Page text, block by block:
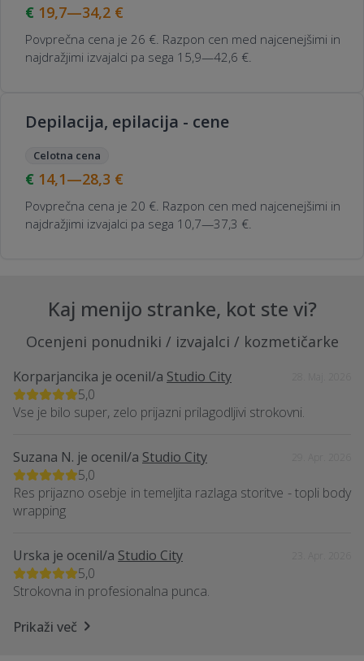
19,7—34,2 €
Povprečna cena je 26 €. Razpon cen med najcenejšimi in
najdražjimi izvajalci pa sega 15,9—42,6 €.
Depilacija, epilacija - cene
Celotna cena
14,1—28,3 €
Povprečna cena je 20 €. Razpon cen med najcenejšimi in
najdražjimi izvajalci pa sega 10,7—37,3 €.
Kaj menijo stranke, kot ste vi?
Ocenjeni ponudniki / izvajalci / kozmetičarke
Korparjancika je ocenil/a Studio City
5,0
Vse je bilo super, zelo prijazni prilagodljivi strokovni.
Suzana N. je ocenil/a Studio City
5,0
Res prijazno osebje in temeljita razlaga storitve - topli body
wrapping
Urska je ocenil/a Studio City
5,0
Strokovna in profesionalna punca.
Prikaži več